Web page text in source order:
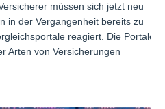
müssen sich jetzt neu
in der Vergangenheit bereits zu
reagiert. Die Portale
Arten von Versicherungen